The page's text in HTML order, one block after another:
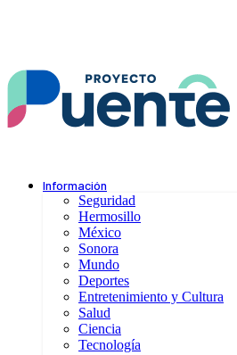
Información
Seguridad
Hermosillo
México
Sonora
Mundo
Deportes
Entretenimiento y Cultura
Salud
Ciencia
Tecnología